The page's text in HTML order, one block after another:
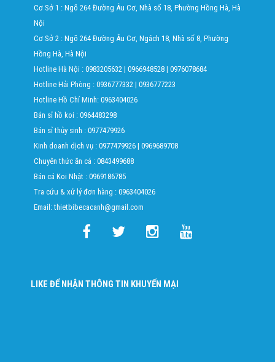
Cơ Sở 1 : Ngõ 264 Đường Âu Cơ, Nhà số 18, Phường Hồng Hà, Hà
Nội
Cơ Sở 2 : Ngõ 264 Đường Âu Cơ, Ngách 18, Nhà số 8, Phường
Hồng Hà, Hà Nội
Hotline Hà Nội : 0983205632 | 0966948528 | 0976078684
Hotline Hải Phòng : 0936777332 | 0936777223
Hotline Hồ Chí Minh: 0963404026
Bán sỉ hồ koi : 0964483298
Bán sỉ thủy sinh : 0977479926
Kinh doanh dịch vụ : 0977479926 | 0969689708
Chuyên thức ăn cá : 0843499688
Bán cá Koi Nhật : 0969186785
Tra cứu & xử lý đơn hàng : 0963404026
Email: thietbibecacanh@gmail.com
LIKE ĐỂ NHẬN THÔNG TIN KHUYẾN MẠI